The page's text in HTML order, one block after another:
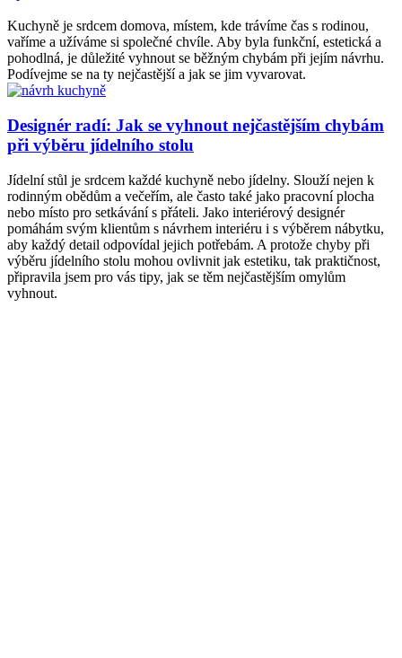
Kuchyně je srdcem domova, místem, kde trávíme čas s rodinou,
vaříme a užíváme si společné chvíle. Aby byla funkční, estetická a
pohodlná, je důležité vyhnout se běžným chybám při jejím návrhu.
Podívejme se na ty nejčastější a jak se jim vyvarovat.
Designér radí: Jak se vyhnout nejčastějším chybám
při výběru jídelního stolu
Jídelní stůl je srdcem každé kuchyně nebo jídelny. Slouží nejen k
rodinným obědům a večeřím, ale často také jako pracovní plocha
nebo místo pro setkávání s přáteli. Jako interiérový designér
pomáhám svým klientům s návrhem interiéru i s výběrem nábytku,
aby každý detail odpovídal jejich potřebám. A protože chyby při
výběru jídelního stolu mohou ovlivnit jak estetiku, tak praktičnost,
připravila jsem pro vás tipy, jak se těm nejčastějším omylům
vyhnout.